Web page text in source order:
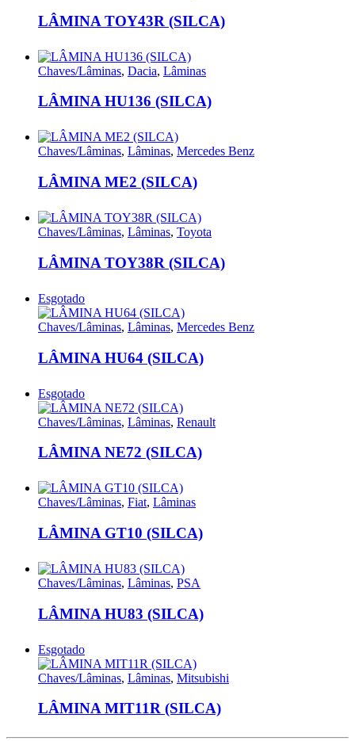
LÂMINA TOY43R (SILCA)
Chaves/Lâminas, Dacia, Lâminas
LÂMINA HU136 (SILCA)
Chaves/Lâminas, Lâminas, Mercedes Benz
LÂMINA ME2 (SILCA)
Chaves/Lâminas, Lâminas, Toyota
LÂMINA TOY38R (SILCA)
Esgotado
Chaves/Lâminas, Lâminas, Mercedes Benz
LÂMINA HU64 (SILCA)
Esgotado
Chaves/Lâminas, Lâminas, Renault
LÂMINA NE72 (SILCA)
Chaves/Lâminas, Fiat, Lâminas
LÂMINA GT10 (SILCA)
Chaves/Lâminas, Lâminas, PSA
LÂMINA HU83 (SILCA)
Esgotado
Chaves/Lâminas, Lâminas, Mitsubishi
LÂMINA MIT11R (SILCA)